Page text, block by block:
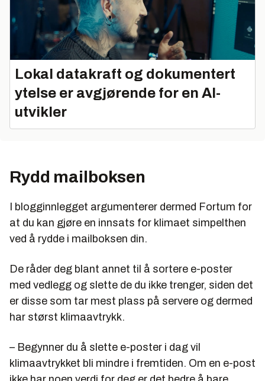
Lokal datakraft og dokumentert
ytelse er avgjørende for en AI-
utvikler
Rydd mailboksen
I blogginnlegget argumenterer dermed Fortum for
at du kan gjøre en innsats for klimaet simpelthen
ved å rydde i mailboksen din.
De råder deg blant annet til å sortere e-poster
med vedlegg og slette de du ikke trenger, siden det
er disse som tar mest plass på servere og dermed
har størst klimaavtrykk.
– Begynner du å slette e-poster i dag vil
klimaavtrykket bli mindre i fremtiden. Om en e-post